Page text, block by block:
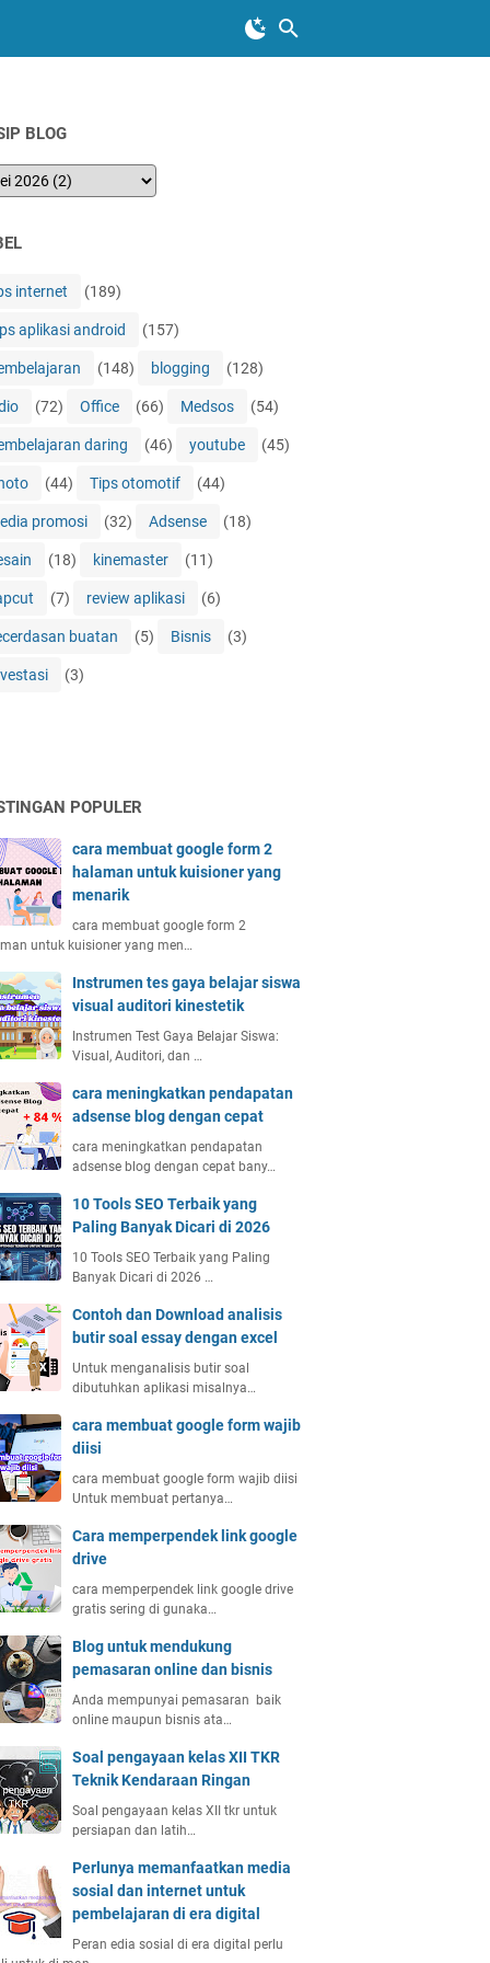
BLOG
internet (189)
aplikasi android (157)
(148) blogging (128)
(72) Office (66) Medsos (54)
daring (46) youtube (45)
(44) Tips otomotif (44)
promosi (32) Adsense (18)
(18) kinemaster (11)
(7) review aplikasi (6)
buatan (5) Bisnis (3)
(3)
POPULER
cara membuat google form 2
halaman untuk kuisioner yang
menarik
cara membuat google form 2
untuk kuisioner yang men…
Instrumen tes gaya belajar siswa
visual auditori kinestetik
Instrumen Test Gaya Belajar Siswa:
Visual, Auditori, dan …
cara meningkatkan pendapatan
adsense blog dengan cepat
cara meningkatkan pendapatan
adsense blog dengan cepat bany…
10 Tools SEO Terbaik yang
Paling Banyak Dicari di 2026
10 Tools SEO Terbaik yang Paling
Banyak Dicari di 2026 …
Contoh dan Download analisis
butir soal essay dengan excel
Untuk menganalisis butir soal
dibutuhkan aplikasi misalnya…
cara membuat google form wajib
diisi
cara membuat google form wajib diisi
Untuk membuat pertanya…
Cara memperpendek link google
drive
cara memperpendek link google drive
gratis sering di gunaka…
Blog untuk mendukung
pemasaran online dan bisnis
Anda mempunyai pemasaran baik
online maupun bisnis ata…
Soal pengayaan kelas XII TKR
Teknik Kendaraan Ringan
Soal pengayaan kelas XII tkr untuk
persiapan dan latih…
Perlunya memanfaatkan media
sosial dan internet untuk
pembelajaran di era digital
Peran edia sosial di era digital perlu